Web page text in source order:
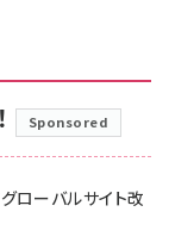
Sponsored
ローバルサイト改